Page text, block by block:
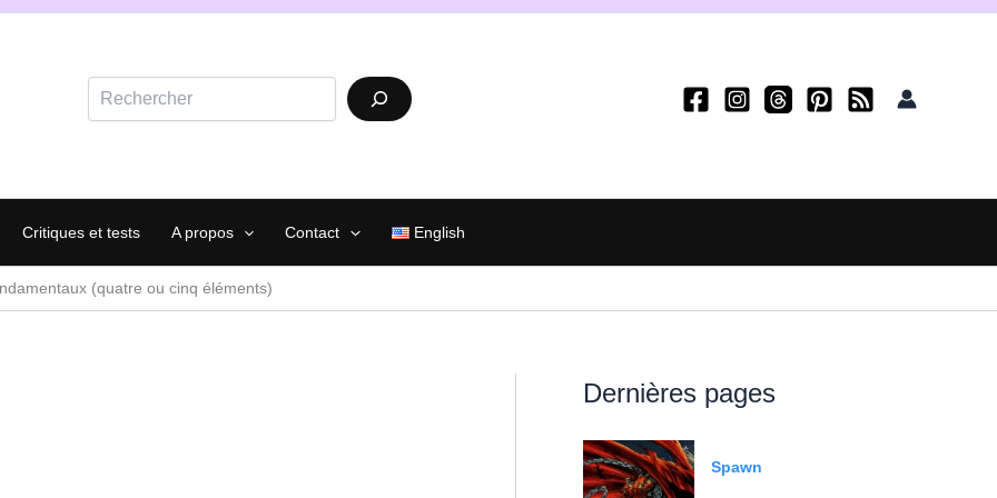
Critiques et tests A propos Contact English
(quatre ou cinq éléments)
Dernières pages
Spawn